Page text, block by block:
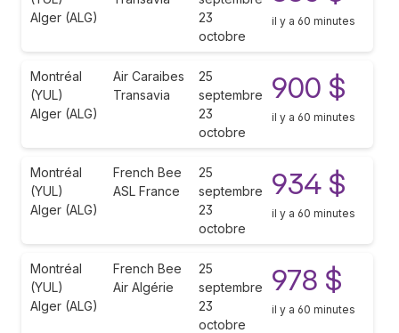
Alger (ALG)
23
octobre
il y a 60 minutes
Montréal
(YUL)
Alger (ALG)
Air Caraibes
Transavia
25
septembre
23
octobre
900 $
il y a 60 minutes
Montréal
(YUL)
Alger (ALG)
French Bee
ASL France
25
septembre
23
octobre
934 $
il y a 60 minutes
Montréal
(YUL)
Alger (ALG)
French Bee
Air Algérie
25
septembre
23
octobre
978 $
il y a 60 minutes